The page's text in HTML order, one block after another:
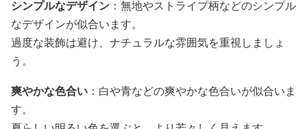
シンプルなデザイン ：無地やストライプ柄などのシンプル
なデザインが似合います。
過度な装飾は避け、ナチュラルな雰囲気を重視しましょ
う。
爽やかな色合い ：白や青などの爽やかな色合いが似合いま
す。